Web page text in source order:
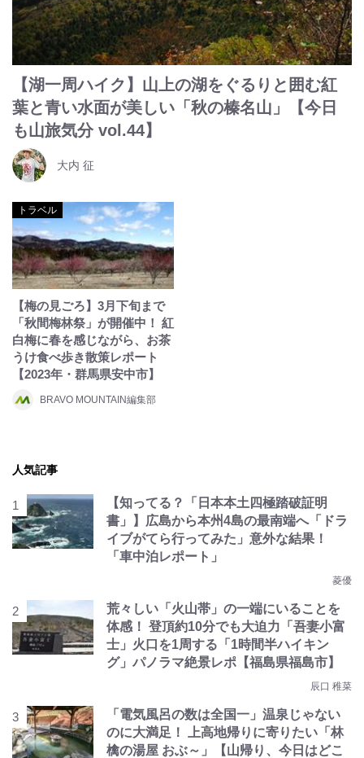
【湖一周ハイク】山上の湖をぐるりと囲む紅
葉と青い水面が美しい「秋の榛名山」【今日
も山旅気分 vol.44】
大内 征
トラベル
【梅の見ごろ】3月下旬まで
「秋間梅林祭」が開催中！ 紅
白梅に春を感じながら、お茶
うけ食べ歩き散策レポート
【2023年・群馬県安中市】
BRAVO MOUNTAIN編集部
人気記事
【知ってる？「日本本土四極踏破証明
書」】広島から本州4島の最南端へ「ドラ
イブがてら行ってみた」意外な結果！
「車中泊レポート」
菱優
荒々しい「火山帯」の一端にいることを
体感！ 登頂約10分でも大迫力「吾妻小富
士」火口を1周する「1時間半ハイキン
グ」パノラマ絶景レポ【福島県福島市】
辰口 稚菜
「電気風呂の数は全国一」温泉じゃない
のに大満足！ 上高地帰りに寄りたい「林
檎の湯屋 おぶ～」【山帰り、今日はどこ